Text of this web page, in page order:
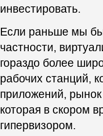
инвестировать.
Если раньше мы
частности,
гораздо более
рабочих станций,
приложений,
которая в скором
гипервизором.